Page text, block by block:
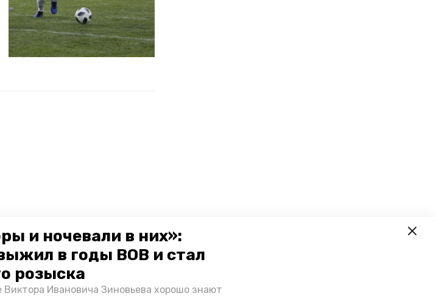
и ночевали в них»:
в годы ВОВ и стал
розыска
Ивановича Зиновьева хорошо знают